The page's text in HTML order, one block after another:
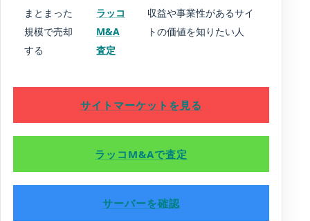
まとまった
規模で売却
する
ラッコ
M&A
査定
収益や事業性があるサイ
トの価値を知りたい人
サイトマーケットを見る
ラッコM&Aで査定
サーバーを確認